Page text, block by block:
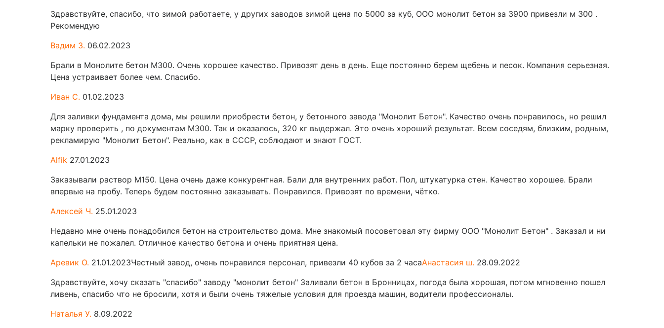
Здравствуйте, спасибо, что зимой работаете, у других заводов зимой цена по 5000 за куб, ООО монолит бетон за 3900 привезли м 300 .
Рекомендую
Вадим З. 06.02.2023
Брали в Монолите бетон М300. Очень хорошее качество. Привозят день в день. Еще постоянно берем щебень и песок. Компания серьезная.
Цена устраивает более чем. Спасибо.
Иван С. 01.02.2023
Для заливки фундамента дома, мы решили приобрести бетон, у бетонного завода "Монолит Бетон". Качество очень понравилось, но решил
марку проверить , по документам М300. Так и оказалось, 320 кг выдержал. Это очень хороший результат. Всем соседям, близким, родным,
рекламирую "Монолит Бетон". Реально, как в СССР, соблюдают и знают ГОСТ.
Alfik 27.01.2023
Заказывали раствор М150. Цена очень даже конкурентная. Бали для внутренних работ. Пол, штукатурка стен. Качество хорошее. Брали
впервые на пробу. Теперь будем постоянно заказывать. Понравился. Привозят по времени, чётко.
Алексей Ч. 25.01.2023
Недавно мне очень понадобился бетон на строительство дома. Мне знакомый посоветовал эту фирму ООО "Монолит Бетон" . Заказал и ни
капельки не пожалел. Отличное качество бетона и очень приятная цена.
Аревик О. 21.01.2023Честный завод, очень понравился персонал, привезли 40 кубов за 2 часаАнастасия ш. 28.09.2022
Здравствуйте, хочу сказать "спасибо" заводу "монолит бетон" Заливали бетон в Бронницах, погода была хорошая, потом мгновенно пошел
ливень, спасибо что не бросили, хотя и были очень тяжелые условия для проезда машин, водители профессионалы.
Наталья У. 8.09.2022